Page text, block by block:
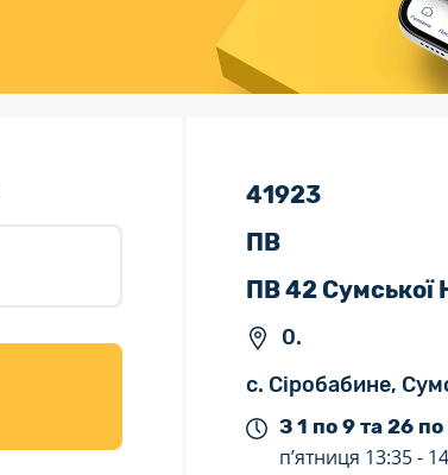
Валютно-обмінні операції
41923
ПВ
ПВ 42 Сумської
0.
с. Сіробабине,
З 1 по 9 та 26 по
п’ятниця 13:35 -